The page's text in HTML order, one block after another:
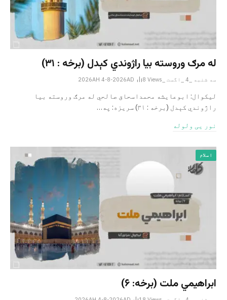
له مرګ وروسته بیا راژوندي کېدل (برخه : ۳۱)
سه شنبه _4 _اگست _2026AH 4-8-2026AD 8 Views
لیکوال: ابوعایشه محمداسحاق صالحي له مرګ وروسته بیا
راژوندي کېدل (برخه : ۳۱) سریزه: په…
نور یی ولوله
اسلام
ابراهيمي ملت (برخه: ۶)